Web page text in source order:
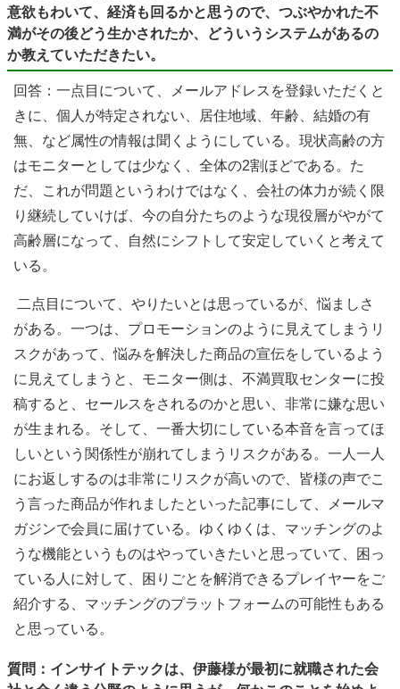
意欲もわいて、経済も回るかと思うので、つぶやかれた不
満がその後どう生かされたか、どういうシステムがあるの
か教えていただきたい。
回答：一点目について、メールアドレスを登録いただくと
きに、個人が特定されない、居住地域、年齢、結婚の有
無、など属性の情報は聞くようにしている。現状高齢の方
はモニターとしては少なく、全体の2割ほどである。た
だ、これが問題というわけではなく、会社の体力が続く限
り継続していけば、今の自分たちのような現役層がやがて
高齢層になって、自然にシフトして安定していくと考えて
いる。
二点目について、やりたいとは思っているが、悩ましさ
がある。一つは、プロモーションのように見えてしまうリ
スクがあって、悩みを解決した商品の宣伝をしているよう
に見えてしまうと、モニター側は、不満買取センターに投
稿すると、セールスをされるのかと思い、非常に嫌な思い
が生まれる。そして、一番大切にしている本音を言ってほ
しいという関係性が崩れてしまうリスクがある。一人一人
にお返しするのは非常にリスクが高いので、皆様の声でこ
う言った商品が作れましたといった記事にして、メールマ
ガジンで会員に届けている。ゆくゆくは、マッチングのよ
うな機能というものはやっていきたいと思っていて、困っ
ている人に対して、困りごとを解消できるプレイヤーをご
紹介する、マッチングのプラットフォームの可能性もある
と思っている。
質問：インサイトテックは、伊藤様が最初に就職された会